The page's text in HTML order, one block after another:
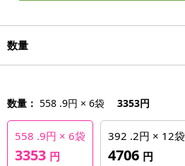
数量
数量： 558 .9円 × 6袋 3353円
558 .9円 × 6袋
3353 円
392 .2円 × 12袋
4706 円